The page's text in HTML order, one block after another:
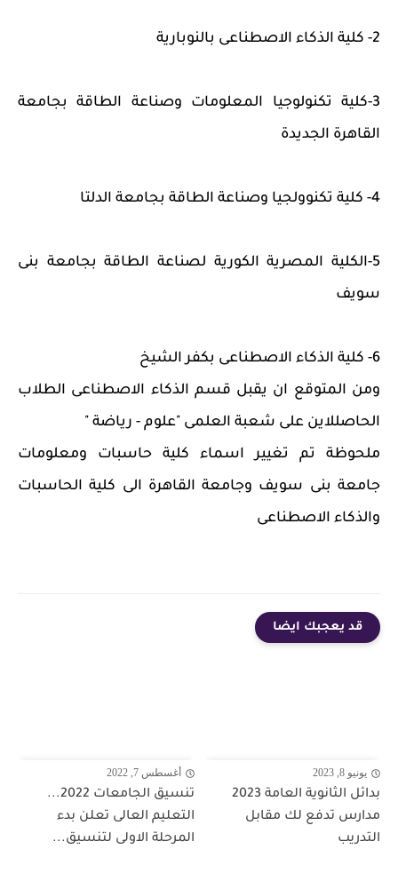
2- كلية الذكاء الاصطناعى بالنوبارية
3-كلية تكنولوجيا المعلومات وصناعة الطاقة بجامعة
القاهرة الجديدة
4- كلية تكنوولجيا وصناعة الطاقة بجامعة الدلتا
5-الكلية المصرية الكورية لصناعة الطاقة بجامعة بنى
سويف
6- كلية الذكاء الاصطناعى بكفر الشيخ
ومن المتوقع ان يقبل قسم الذكاء الاصطناعى الطلاب
الحاصللاين على شعبة العلمى "علوم - رياضة "
ملحوظة تم تغيير اسماء كلية حاسبات ومعلومات
جامعة بنى سويف وجامعة القاهرة الى كلية الحاسبات
والذكاء الاصطناعى
قد يعجبك ايضا
يونيو 8, 2023
بدائل الثانوية العامة 2023
مدارس تدفع لك مقابل
التدريب
أغسطس 7, 2022
تنسيق الجامعات 2022...
التعليم العالى تعلن بدء
المرحلة الاولى لتنسيق...